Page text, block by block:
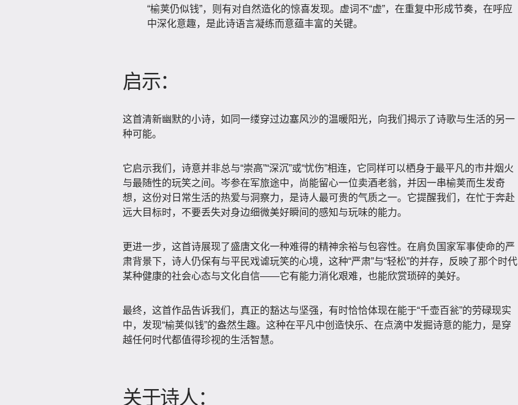
“榆荚仍似钱”，则有对自然造化的惊喜发现。虚词不“虚”，在重复中形成节奏，在呼应
中深化意趣，是此诗语言凝练而意蕴丰富的关键。
启示：
这首清新幽默的小诗，如同一缕穿过边塞风沙的温暖阳光，向我们揭示了诗歌与生活的另一
种可能。
它启示我们，诗意并非总与“崇高”“深沉”或“忧伤”相连，它同样可以栖身于最平凡的市井烟火
与最随性的玩笑之间。岑参在军旅途中，尚能留心一位卖酒老翁，并因一串榆荚而生发奇
想，这份对日常生活的热爱与洞察力，是诗人最可贵的气质之一。它提醒我们，在忙于奔赴
远大目标时，不要丢失对身边细微美好瞬间的感知与玩味的能力。
更进一步，这首诗展现了盛唐文化一种难得的精神余裕与包容性。在肩负国家军事使命的严
肃背景下，诗人仍保有与平民戏谑玩笑的心境，这种“严肃”与“轻松”的并存，反映了那个时代
某种健康的社会心态与文化自信——它有能力消化艰难，也能欣赏琐碎的美好。
最终，这首作品告诉我们，真正的豁达与坚强，有时恰恰体现在能于“千壶百瓮”的劳碌现实
中，发现“榆荚似钱”的盎然生趣。这种在平凡中创造快乐、在点滴中发掘诗意的能力，是穿
越任何时代都值得珍视的生活智慧。
关于诗人：